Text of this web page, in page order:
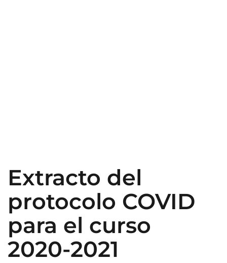
Extracto del
protocolo COVID
para el curso
2020-2021